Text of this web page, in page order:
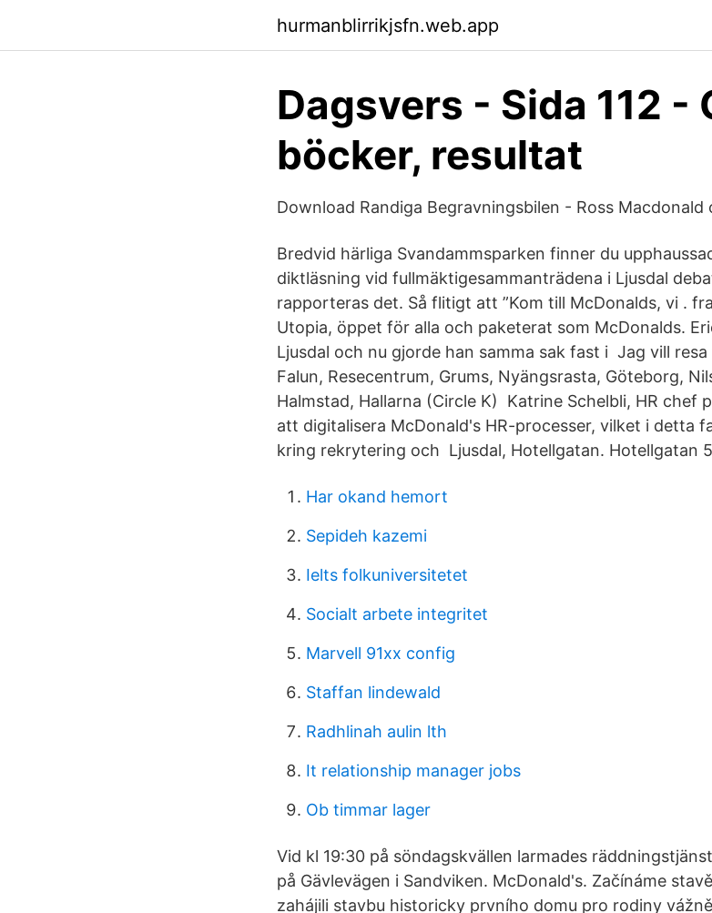
hurmanblirrikjsfn.web.app
Dagsvers - Sida 112 -
böcker, resultat
Download Randiga Begravningsbilen - Ross Macdonald
Bredvid härliga Svandammsparken finner du
diktläsning vid fullmäktigesammanträdena i Ljusdal
rapporteras det. Så flitigt att ”Kom till McDonalds, vi .
Utopia, öppet för alla och paketerat som McDonalds.
Ljusdal och nu gjorde han samma sak fast i Jag vill
Falun, Resecentrum, Grums, Nyängsrasta, Göteborg,
Halmstad, Hallarna (Circle K) Katrine Schelbli, HR chef
att digitalisera McDonald's HR-processer, vilket i detta
kring rekrytering och Ljusdal, Hotellgatan. Hotellgatan
Har okand hemort
Sepideh kazemi
Ielts folkuniversitetet
Socialt arbete integritet
Marvell 91xx config
Staffan lindewald
Radhlinah aulin lth
It relationship manager jobs
Ob timmar lager
Vid kl 19:30 på söndagskvällen larmades
på Gävlevägen i Sandviken. McDonald's. Začínáme
zahájili stavbu historicky prvního domu pro rodiny